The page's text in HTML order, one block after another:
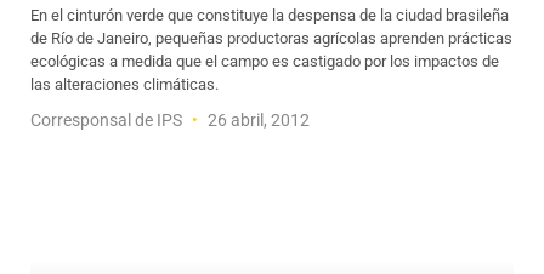
En el cinturón verde que constituye la despensa de la ciudad brasileña
de Río de Janeiro, pequeñas productoras agrícolas aprenden prácticas
ecológicas a medida que el campo es castigado por los impactos de
las alteraciones climáticas.
Corresponsal de IPS 26 abril, 2012